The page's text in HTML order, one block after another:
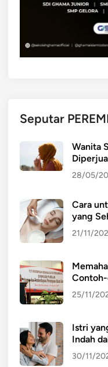
Seputar
Wanita
28/05/
Cara
yang
21/11/
25/11/
Istri
Indah
30/11/